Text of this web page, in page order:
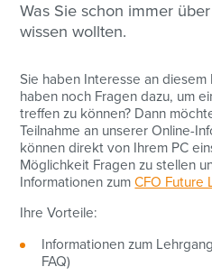
Was Sie schon immer
wissen wollten.
Sie haben Interesse an diesem
haben noch Fragen dazu, um
treffen zu können? Dann
Teilnahme an unserer Online-
können direkt von Ihrem PC
Möglichkeit Fragen zu stellen
Informationen zumCFO Future
Ihre Vorteile:
Informationen zum
FAQ)